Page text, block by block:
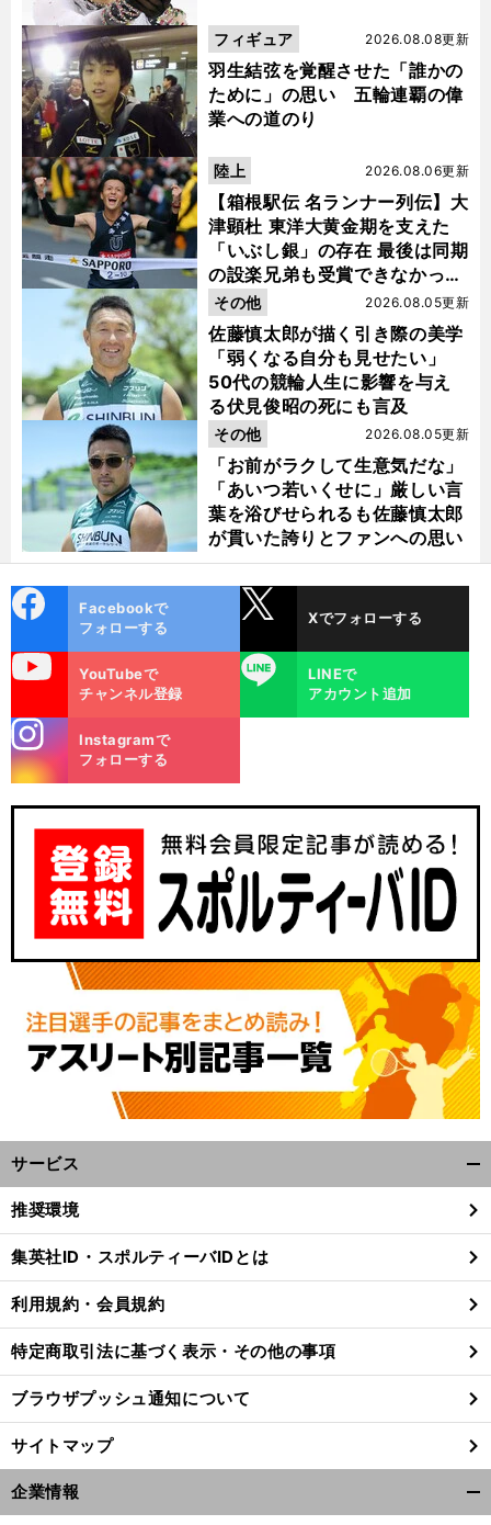
羽生結弦を覚醒させた「誰かの
ために」の思い 五輪連覇の偉
業への道のり
2026.08.08更新
フィギュア
【箱根駅伝 名ランナー列伝】大
津顕杜 東洋大黄金期を支えた
「いぶし銀」の存在 最後は同期
の設楽兄弟も受賞できなかった
金栗杯に輝く
2026.08.06更新
陸上
佐藤慎太郎が描く引き際の美学
「弱くなる自分も見せたい」
50代の競輪人生に影響を与え
る伏見俊昭の死にも言及
2026.08.05更新
その他
「お前がラクして生意気だな」
「あいつ若いくせに」厳しい言
葉を浴びせられるも佐藤慎太郎
が貫いた誇りとファンへの思い
2026.08.05更新
その他
ok
Facebookで
フォローする
Xでフォローする
YouTubeで
チャンネル登録
LINE
LINEで
アカウント追加
m
Instagramで
フォローする
サービス
閉
る
推奨環境
集英社ID・スポルティーバIDとは
利用規約・会員規約
特定商取引法に基づく表示・その他の事項
ブラウザプッシュ通知について
サイトマップ
企業情報